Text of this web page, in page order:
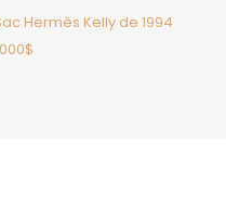
Hermès Kelly de 1994